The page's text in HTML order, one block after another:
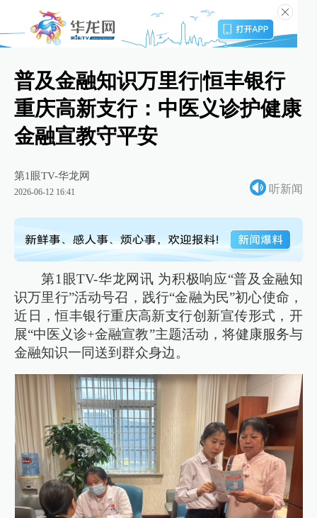
普及金融知识万里行|恒丰银行
重庆高新支行：中医义诊护健康
金融宣教守平安
第1眼TV-华龙网
2026-06-12 16:41 听新闻
第1眼TV-华龙网讯 为积极响应“普及金融知
识万里行”活动号召，践行“金融为民”初心使命，
近日，恒丰银行重庆高新支行创新宣传形式，开
展“中医义诊+金融宣教”主题活动，将健康服务与
金融知识一同送到群众身边。